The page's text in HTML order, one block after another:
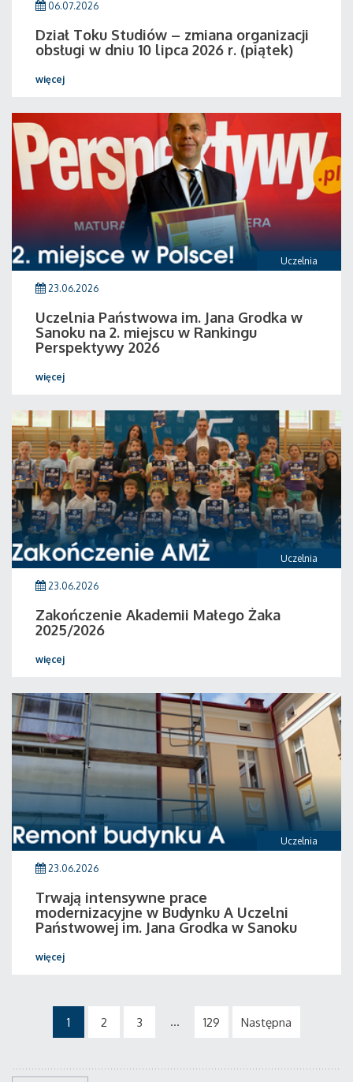
06.07.2026
Dział Toku Studiów – zmiana organizacji
obsługi w dniu 10 lipca 2026 r. (piątek)
więcej
Uczelnia
23.06.2026
Uczelnia Państwowa im. Jana Grodka w
Sanoku na 2. miejscu w Rankingu
Perspektywy 2026
więcej
Uczelnia
23.06.2026
Zakończenie Akademii Małego Żaka
2025/2026
więcej
Uczelnia
23.06.2026
Trwają intensywne prace
modernizacyjne w Budynku A Uczelni
Państwowej im. Jana Grodka w Sanoku
więcej
1 2 3 ... 129 Następna